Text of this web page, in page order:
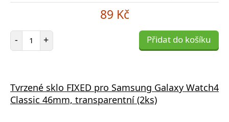
89 Kč
- Počet položek
+ Přidat do košíku
Tvrzené sklo FIXED pro Samsung Galaxy Watch4
Classic 46mm, transparentní (2ks)